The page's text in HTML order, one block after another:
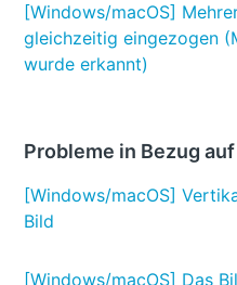
[Windows/macOS]
gleichzeitig eingezogen
wurde erkannt)
Probleme in Bezug
[Windows/macOS]
Bild
[Windows/macOS] Das